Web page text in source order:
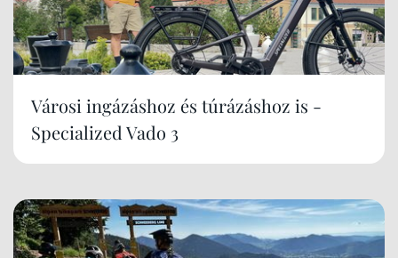
Városi ingázáshoz és túrázáshoz is -
Specialized Vado 3